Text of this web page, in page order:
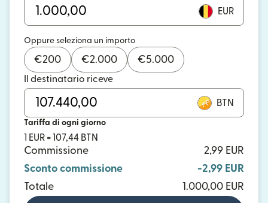
EUR
Oppure seleziona un importo
€200 €2.000 €5.000
Il destinatario riceve
BTN
Tariffa di ogni giorno
1 EUR = 107,44 BTN
Commissione
2,99 EUR
Sconto commissione
-2,99 EUR
Totale
1.000,00 EUR